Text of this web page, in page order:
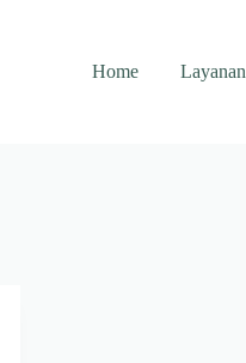
Home
Layanan